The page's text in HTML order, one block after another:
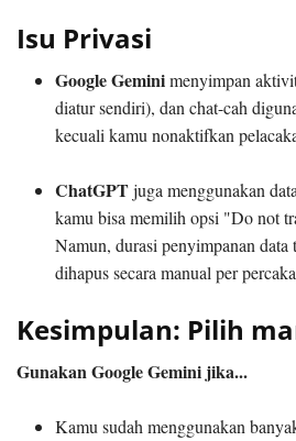
Isu Privasi
Google Geminimenyimpan
diatur sendiri), dan chat-cah
kecuali kamu nonaktifkan
ChatGPTjuga menggunakan
kamu bisa memilih opsi "Do not
Namun, durasi penyimpanan data
dihapus secara manual per
Kesimpulan: Pilih
Gunakan Google Gemini jika...
Kamu sudah menggunakan